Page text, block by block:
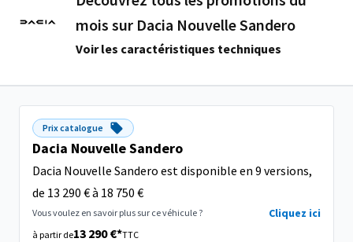
mois sur Dacia Nouvelle Sandero
Voir les caractéristiques techniques
Prix catalogue
Dacia Nouvelle Sandero
Dacia Nouvelle Sandero est disponible en 9 versions,
de 13 290 € à 18 750 €
Vous voulez en savoir plus sur ce véhicule ? Cliquez ici
à partir de13 290 €*TTC